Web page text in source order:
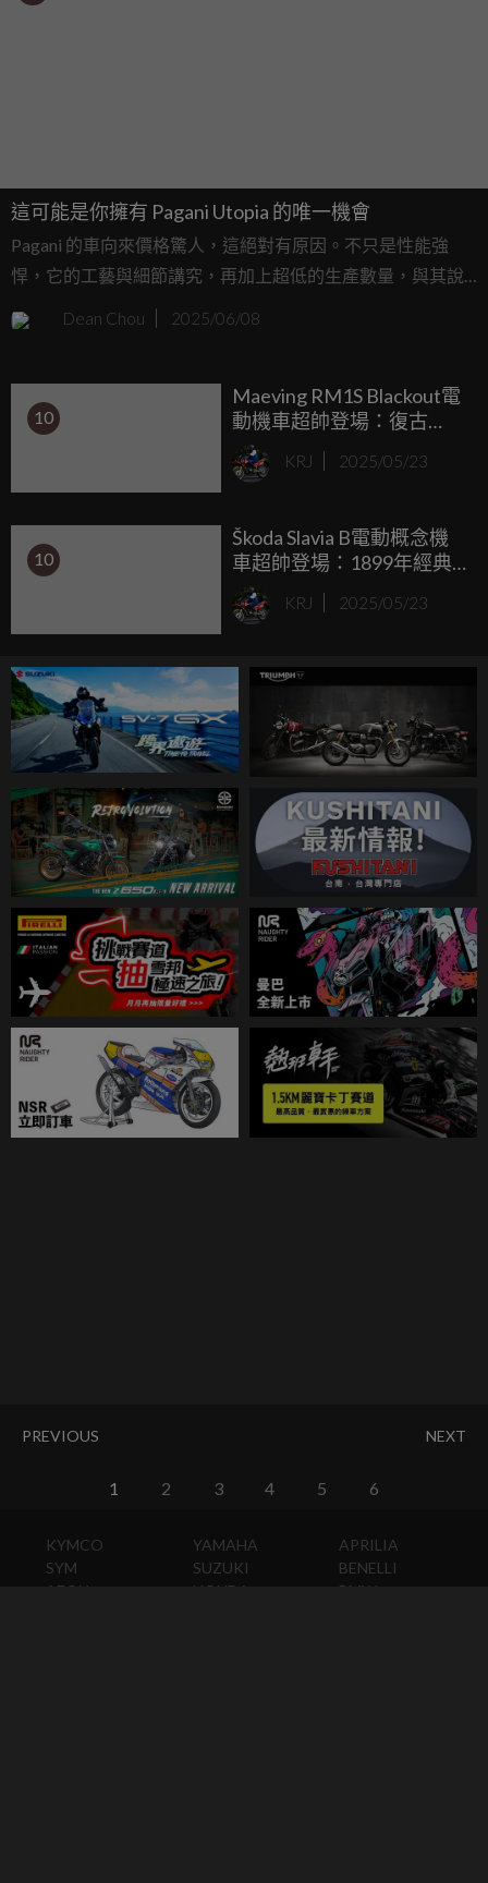
這可能是你擁有 Pagani Utopia 的唯一機會
Pagani 的車向來價格驚人，這絕對有原因。不只是性能強
悍，它的工藝與細節講究，再加上超低的生產數量，與其說
是交通工具，不如說是藝術品。不過現在，你也有機會「擁
有」一台 Utopia ，前提是你願意花上超過 30 小時，親手組
Dean Chou 2025/06/08
10
Maeving RM1S Blackout電
動機車超帥登場：復古
Café Racer風，2025限量
100台！
KRJ 2025/05/23
10
Škoda Slavia B電動概念機
車超帥登場：1899年經典
重生，2025年Café Racer
風席捲未來！
KRJ 2025/05/23
PREVIOUS NEXT
1 2 3 4 5 6
KYMCO
SYM
AEON
YAMAHA
SUZUKI
HONDA
APRILIA
BENELLI
BMW